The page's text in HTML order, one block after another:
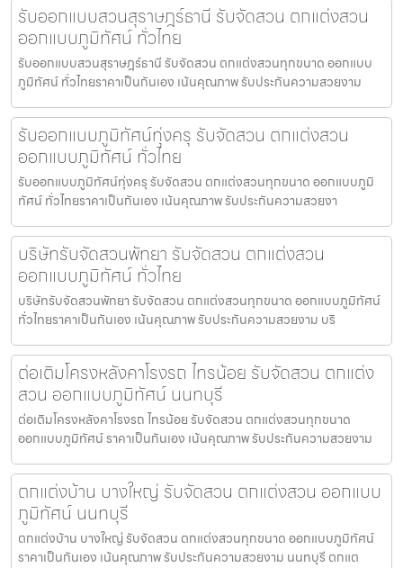
รับออกแบบสวนสุราษฎร์ธานี รับจัดสวน ตกแต่งสวน
ออกแบบภูมิทัศน์ ทั่วไทย
รับออกแบบสวนสุราษฎร์ธานี รับจัดสวน ตกแต่งสวนทุกขนาด ออกแบบ
ภูมิทัศน์ ทั่วไทยราคาเป็นกันเอง เน้นคุณภาพ รับประกันความสวยงาม
รับออกแบบภูมิทัศน์ทุ่งครุ รับจัดสวน ตกแต่งสวน
ออกแบบภูมิทัศน์ ทั่วไทย
รับออกแบบภูมิทัศน์ทุ่งครุ รับจัดสวน ตกแต่งสวนทุกขนาด ออกแบบภูมิ
ทัศน์ ทั่วไทยราคาเป็นกันเอง เน้นคุณภาพ รับประกันความสวยงา
บริษัทรับจัดสวนพัทยา รับจัดสวน ตกแต่งสวน
ออกแบบภูมิทัศน์ ทั่วไทย
บริษัทรับจัดสวนพัทยา รับจัดสวน ตกแต่งสวนทุกขนาด ออกแบบภูมิทัศน์
ทั่วไทยราคาเป็นกันเอง เน้นคุณภาพ รับประกันความสวยงาม บริ
ต่อเติมโครงหลังคาโรงรถ ไทรน้อย รับจัดสวน ตกแต่ง
สวน ออกแบบภูมิทัศน์ นนทบุรี
ต่อเติมโครงหลังคาโรงรถ ไทรน้อย รับจัดสวน ตกแต่งสวนทุกขนาด
ออกแบบภูมิทัศน์ ราคาเป็นกันเอง เน้นคุณภาพ รับประกันความสวยงาม
ตกแต่งบ้าน บางใหญ่ รับจัดสวน ตกแต่งสวน ออกแบบ
ภูมิทัศน์ นนทบุรี
ตกแต่งบ้าน บางใหญ่ รับจัดสวน ตกแต่งสวนทุกขนาด ออกแบบภูมิทัศน์
ราคาเป็นกันเอง เน้นคุณภาพ รับประกันความสวยงาม นนทบุรี ตกแต